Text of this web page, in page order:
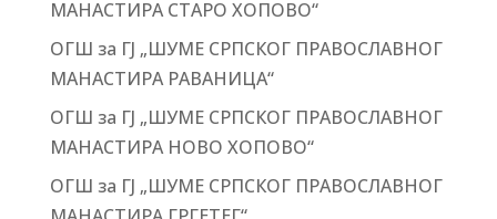
МАНАСТИРА СТАРО ХОПОВО“
ОГШ за ГЈ „ШУМЕ СРПСКОГ ПРАВОСЛАВНОГ
МАНАСТИРА РАВАНИЦА“
ОГШ за ГЈ „ШУМЕ СРПСКОГ ПРАВОСЛАВНОГ
МАНАСТИРА НОВО ХОПОВО“
ОГШ за ГЈ „ШУМЕ СРПСКОГ ПРАВОСЛАВНОГ